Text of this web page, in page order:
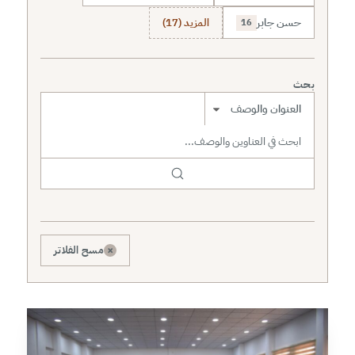
حسن جابر 16 المزيد (17)
بحث
نطاق البحث
× مسح الفلاتر